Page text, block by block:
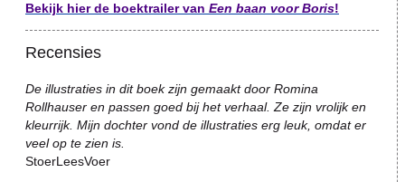
Bekijk hier de boektrailer van Een baan voor Boris!
Recensies
De illustraties in dit boek zijn gemaakt door Romina
Rollhauser en passen goed bij het verhaal. Ze zijn vrolijk en
kleurrijk. Mijn dochter vond de illustraties erg leuk, omdat er
veel op te zien is.
StoerLeesVoer